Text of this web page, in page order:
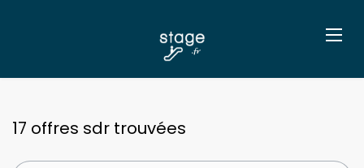
17 offres sdr trouvées